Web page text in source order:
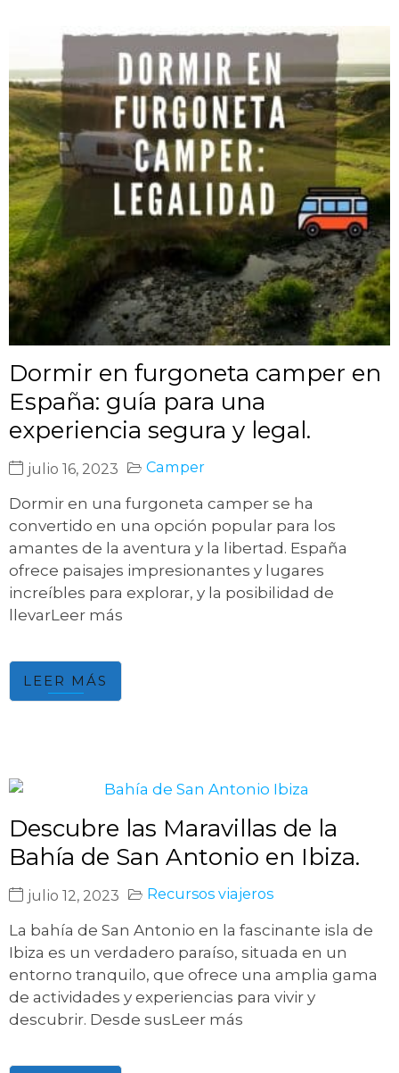
Dormir en furgoneta camper en
España: guía para una
experiencia segura y legal.
julio 16, 2023 Camper
Dormir en una furgoneta camper se ha
convertido en una opción popular para los
amantes de la aventura y la libertad. España
ofrece paisajes impresionantes y lugares
increíbles para explorar, y la posibilidad de
llevarLeer más
LEER MÁS
Descubre las Maravillas de la
Bahía de San Antonio en Ibiza.
julio 12, 2023 Recursos viajeros
La bahía de San Antonio en la fascinante isla de
Ibiza es un verdadero paraíso, situada en un
entorno tranquilo, que ofrece una amplia gama
de actividades y experiencias para vivir y
descubrir. Desde susLeer más